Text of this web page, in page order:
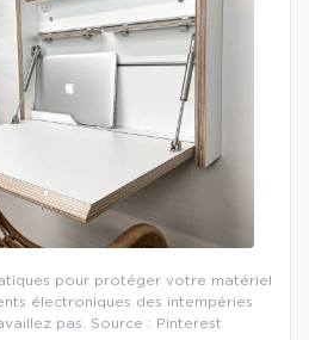
pour protéger votre matériel
électroniques des intempéries
pas. Source : Pinterest